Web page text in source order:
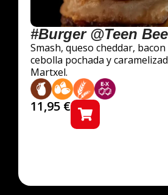
#Burger @Teen
Smash, queso cheddar,
cebolla pochada y
Martxel.
11,95 €